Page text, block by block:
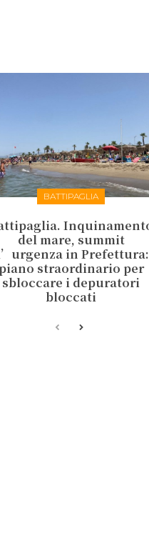
BATTIPAGLIA
del mare, summit
in Prefettura:
piano straordinario per
sbloccare i depuratori
bloccati